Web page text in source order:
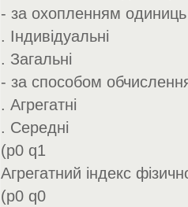
- за охопленням одиниць
. Індивідуальні
. Загальні
- за способом
. Агрегатні
. Середні
(p0 q1
Агрегатний індекс
(p0 q0